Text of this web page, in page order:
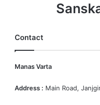
Contact
Manas Varta
Address : Main Road,